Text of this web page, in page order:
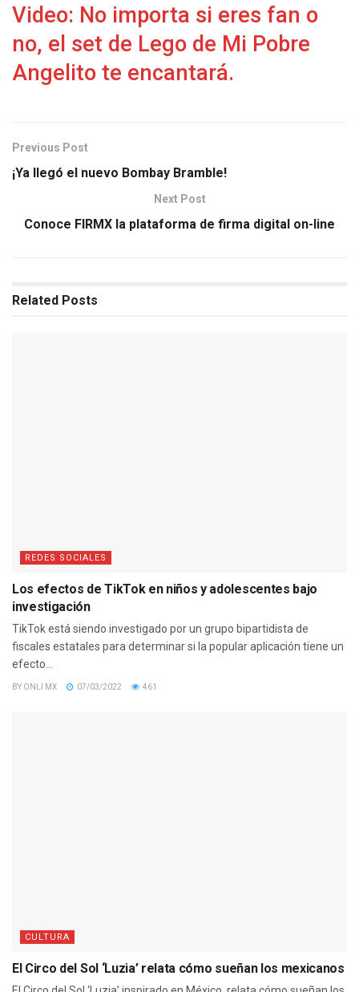
Video: No importa si eres fan o
no, el set de Lego de Mi Pobre
Angelito te encantará.
Previous Post
¡Ya llegó el nuevo Bombay Bramble!
Next Post
Conoce FIRMX la plataforma de firma digital on-line
Related Posts
REDES SOCIALES
Los efectos de TikTok en niños y adolescentes bajo
investigación
TikTok está siendo investigado por un grupo bipartidista de
fiscales estatales para determinar si la popular aplicación tiene un
efecto...
BY ONLI MX 07/03/2022 461
CULTURA
El Circo del Sol ‘Luzia’ relata cómo sueñan los mexicanos